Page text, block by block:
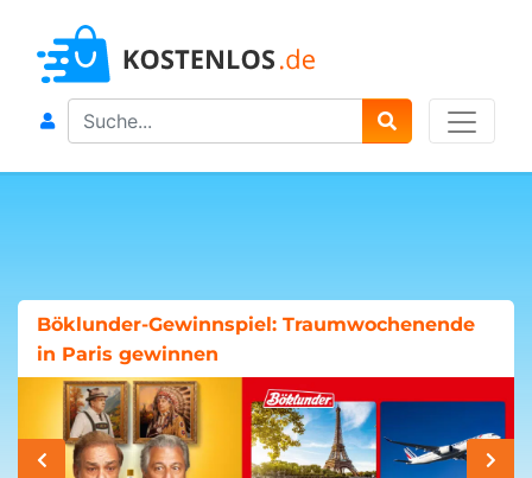
Search
Böklunder-Gewinnspiel: Traumwochenende
in Paris gewinnen